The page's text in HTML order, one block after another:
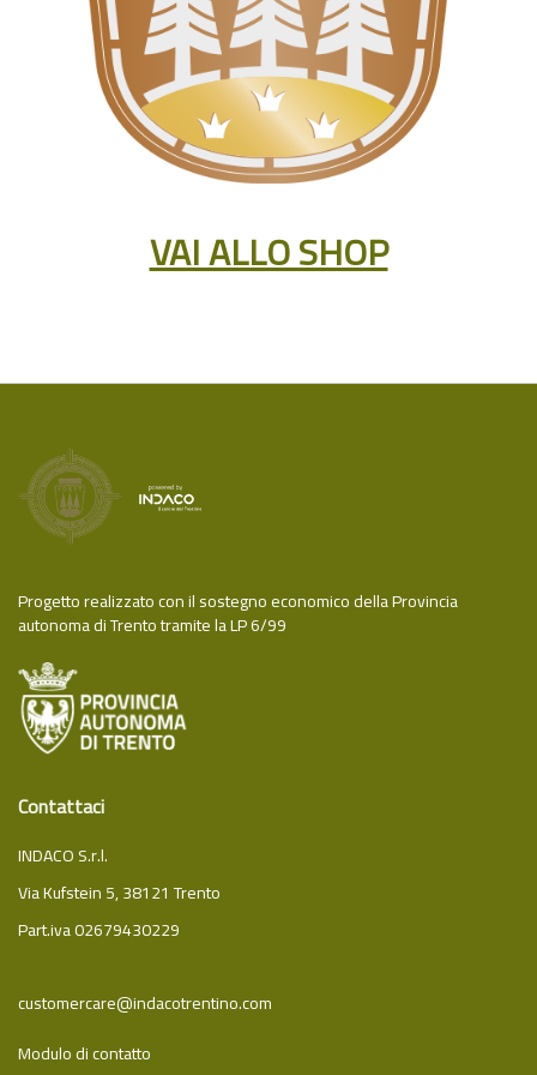
VAI ALLO SHOP
Progetto realizzato con il sostegno economico della Provincia
autonoma di Trento tramite la LP 6/99
Contattaci
INDACO S.r.l.
Via Kufstein 5, 38121 Trento
Part.iva 02679430229
customercare@indacotrentino.com
Modulo di contatto